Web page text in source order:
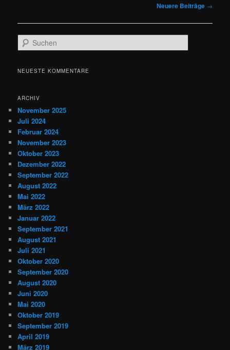
Neuere Beiträge →
u
h
NEUESTE KOMMENTARE
ARCHIV
November 2025
Juli 2024
Februar 2024
November 2023
Oktober 2023
Dezember 2022
September 2022
August 2022
Mai 2022
März 2022
Januar 2022
September 2021
August 2021
Juli 2021
Oktober 2020
September 2020
August 2020
Juni 2020
Mai 2020
Oktober 2019
September 2019
April 2019
März 2019